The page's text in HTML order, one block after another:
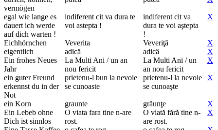
vermögen
egal wie lange es
dauert ich werde
auf dich warten !
indiferent cit va dura te
voi astepta !
indiferent cit va
dura te voi aştepta
!
X
Eichhörnchen Veverita Veveriţă
X
eigentlich
adicä adicä
X
Ein frohes Neues
Jahr
La Multi Ani / un an
nou fericit
La Multi Ani / un
an nou fericit
X
ein guter Freund
erkennst du in der
Not
prietenu-l bun la nevoie
se cunoaste
prietenu-l la nevoie
se cunoaşte
X
ein Korn graunte grăunţe
X
Ein Lebeb ohne
Dich ist sinnlos
O viata fara tine n-are
rost.
O viată fără tine n-
are rost.
X